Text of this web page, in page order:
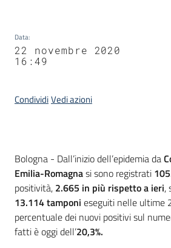
Data:
22 novembre 2020
16:49
CondividiVedi azioni
Contenuto
Bologna - Dall’inizio dell’epidemia da
Emilia-Romagnasi sono registrati
positività, 2.665 in più rispetto a ieri,
13.114 tamponi eseguiti nelle ultime
percentuale dei nuovi positivi sul
fatti è oggi dell’20,3%.